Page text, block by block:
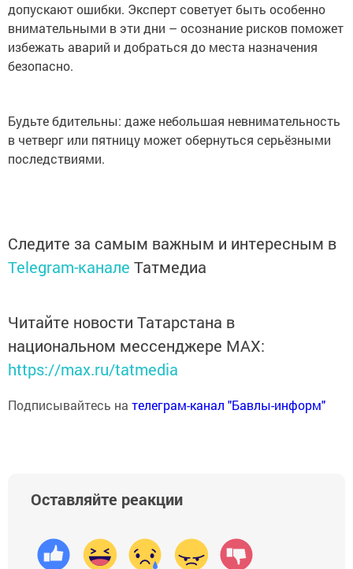
допускают ошибки. Эксперт советует быть особенно
внимательными в эти дни – осознание рисков поможет
избежать аварий и добраться до места назначения
безопасно.
Будьте бдительны: даже небольшая невнимательность
в четверг или пятницу может обернуться серьёзными
последствиями.
Следите за самым важным и интересным в
Telegram-канале Татмедиа
Читайте новости Татарстана в
национальном мессенджере MАХ:
https://max.ru/tatmedia
Подписывайтесь на телеграм-канал "Бавлы-информ"
Оставляйте реакции